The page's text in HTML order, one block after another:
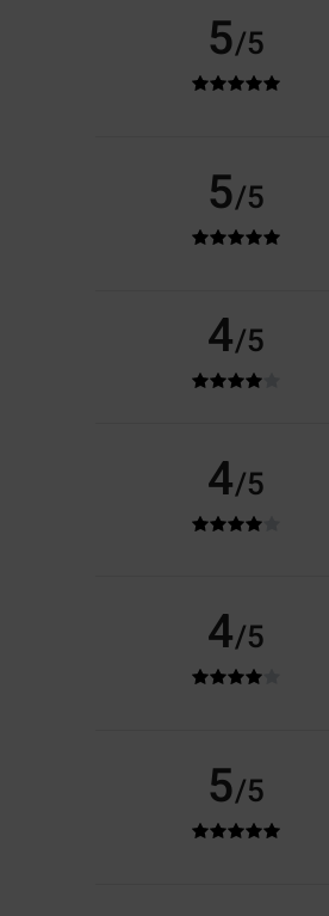
5/5
5/5
4/5
4/5
4/5
5/5